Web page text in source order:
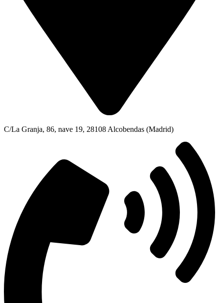
C/La Granja, 86, nave 19, 28108 Alcobendas (Madrid)